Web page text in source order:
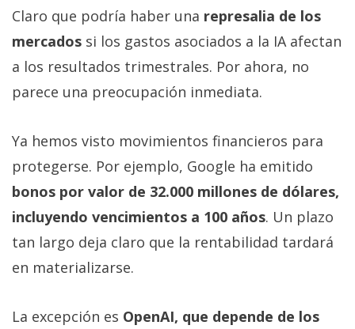
Claro que podría haber una represalia de los
mercados si los gastos asociados a la IA afectan
a los resultados trimestrales. Por ahora, no
parece una preocupación inmediata.
Ya hemos visto movimientos financieros para
protegerse. Por ejemplo, Google ha emitido
bonos por valor de 32.000 millones de dólares,
incluyendo vencimientos a 100 años. Un plazo
tan largo deja claro que la rentabilidad tardará
en materializarse.
La excepción es OpenAI, que depende de los